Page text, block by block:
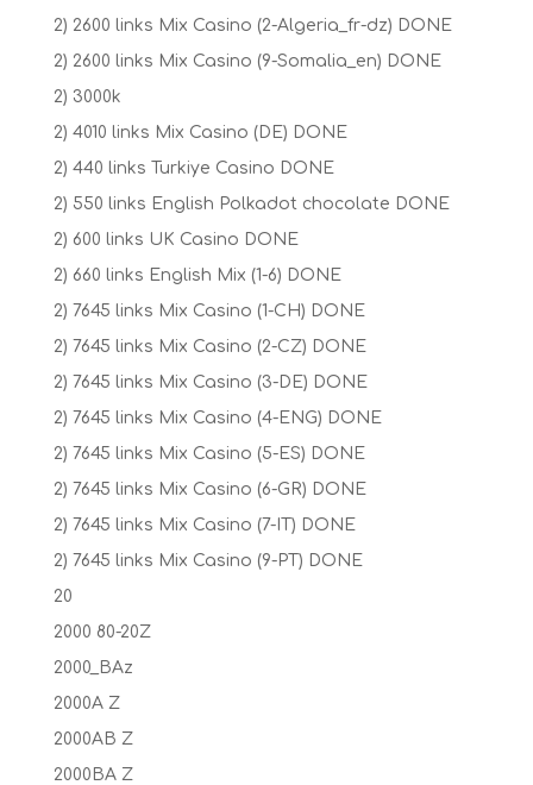
2) 2600 links Mix Casino (2-Algeria_fr-dz) DONE
2) 2600 links Mix Casino (9-Somalia_en) DONE
2) 3000k
2) 4010 links Mix Casino (DE) DONE
2) 440 links Turkiye Casino DONE
2) 550 links English Polkadot chocolate DONE
2) 600 links UK Casino DONE
2) 660 links English Mix (1-6) DONE
2) 7645 links Mix Casino (1-CH) DONE
2) 7645 links Mix Casino (2-CZ) DONE
2) 7645 links Mix Casino (3-DE) DONE
2) 7645 links Mix Casino (4-ENG) DONE
2) 7645 links Mix Casino (5-ES) DONE
2) 7645 links Mix Casino (6-GR) DONE
2) 7645 links Mix Casino (7-IT) DONE
2) 7645 links Mix Casino (9-PT) DONE
20
2000 80-20Z
2000_BAz
2000A Z
2000AB Z
2000BA Z